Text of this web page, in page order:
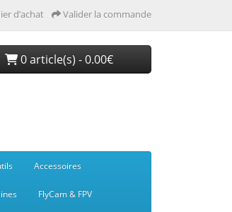
d’achat Valider la commande
0 article(s) - 0.00€
Accessoires
FlyCam & FPV